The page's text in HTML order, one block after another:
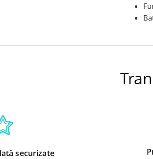
securizate